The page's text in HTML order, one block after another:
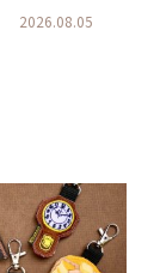
2026.08.05